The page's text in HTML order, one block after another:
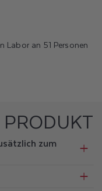
Labor an 51 Personen
zum